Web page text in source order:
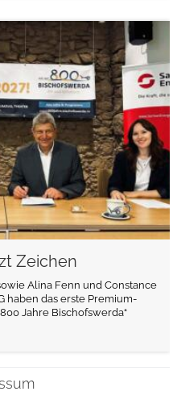
Zeichen
Alina Fenn und Constance
haben das erste Premium-
Jahre Bischofswerda“